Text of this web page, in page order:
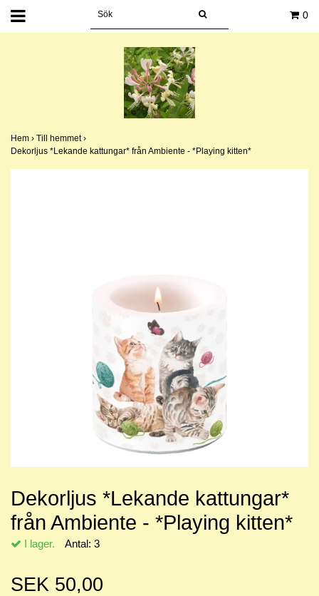
0
Hem › Till hemmet›
Dekorljus *Lekande kattungar* från Ambiente - *Playing kitten*
Dekorljus *Lekande kattungar*
från Ambiente - *Playing kitten*
I lager. Antal: 3
SEK 50,00